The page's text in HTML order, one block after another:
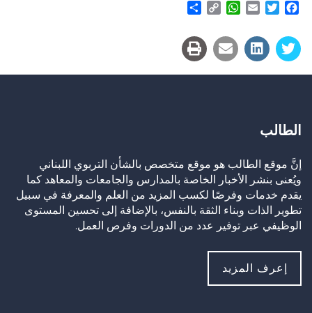
Facebook
Twitter
Email
WhatsApp
Copy
الطالب
إنَّ موقع الطالب هو موقع متخصص بالشأن التربوي اللبناني
ويُعنى بنشر الأخبار الخاصة بالمدارس والجامعات والمعاهد كما
يقدم خدمات وفرصًا لكسب المزيد من العلم والمعرفة في سبيل
تطوير الذات وبناء الثقة بالنفس، بالإضافة إلى تحسين المستوى
الوظيفي عبر توفير عدد من الدورات وفرص العمل.
إعرف المزيد